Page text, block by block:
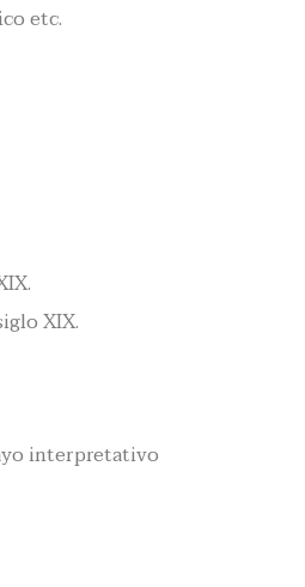
etc.
XIX.
interpretativo